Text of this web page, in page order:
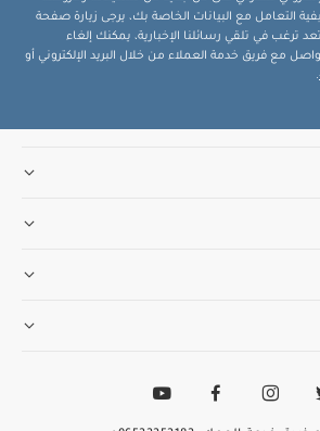
التعامل مع البيانات الخاصة بك، يرجى زيارة صفحة
ترغب في تلقي رسائلنا الإخبارية، يمكنك إلغاء
مع فريق خدمة العملاء من خلال البريد الإلكتروني أو
.